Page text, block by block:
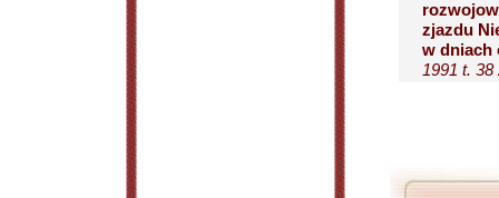
zjazdu
w dniach
1991 t.